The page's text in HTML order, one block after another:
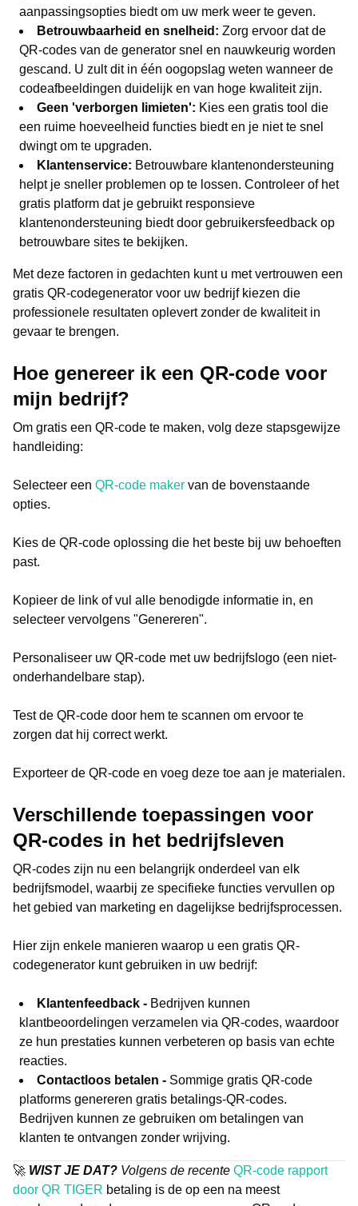
aanpassingsopties biedt om uw merk weer te geven.
Betrouwbaarheid en snelheid: Zorg ervoor dat de
QR-codes van de generator snel en nauwkeurig worden
gescand. U zult dit in één oogopslag weten wanneer de
codeafbeeldingen duidelijk en van hoge kwaliteit zijn.
Geen 'verborgen limieten': Kies een gratis tool die
een ruime hoeveelheid functies biedt en je niet te snel
dwingt om te upgraden.
Klantenservice: Betrouwbare klantenondersteuning
helpt je sneller problemen op te lossen. Controleer of het
gratis platform dat je gebruikt responsieve
klantenondersteuning biedt door gebruikersfeedback op
betrouwbare sites te bekijken.
Met deze factoren in gedachten kunt u met vertrouwen een
gratis QR-codegenerator voor uw bedrijf kiezen die
professionele resultaten oplevert zonder de kwaliteit in
gevaar te brengen.
Hoe genereer ik een QR-code voor
mijn bedrijf?
Om gratis een QR-code te maken, volg deze stapsgewijze
handleiding:
Selecteer een QR-code maker van de bovenstaande
opties.
Kies de QR-code oplossing die het beste bij uw behoeften
past.
Kopieer de link of vul alle benodigde informatie in, en
selecteer vervolgens "Genereren".
Personaliseer uw QR-code met uw bedrijfslogo (een niet-
onderhandelbare stap).
Test de QR-code door hem te scannen om ervoor te
zorgen dat hij correct werkt.
Exporteer de QR-code en voeg deze toe aan je materialen.
Verschillende toepassingen voor
QR-codes in het bedrijfsleven
QR-codes zijn nu een belangrijk onderdeel van elk
bedrijfsmodel, waarbij ze specifieke functies vervullen op
het gebied van marketing en dagelijkse bedrijfsprocessen.
Hier zijn enkele manieren waarop u een gratis QR-
codegenerator kunt gebruiken in uw bedrijf:
Klantenfeedback - Bedrijven kunnen
klantbeoordelingen verzamelen via QR-codes, waardoor
ze hun prestaties kunnen verbeteren op basis van echte
reacties.
Contactloos betalen - Sommige gratis QR-code
platforms genereren gratis betalings-QR-codes.
Bedrijven kunnen ze gebruiken om betalingen van
klanten te ontvangen zonder wrijving.
🚀 WIST JE DAT? Volgens de recente QR-code rapport
door QR TIGER betaling is de op een na meest